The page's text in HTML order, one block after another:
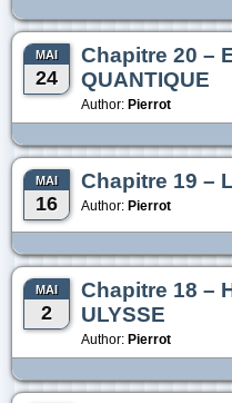
MAI
24
Chapitre 20 –
QUANTIQUE
Author: Pierrot
MAI
16
Chapitre 19 –
Author: Pierrot
MAI
2
Chapitre 18 –
ULYSSE
Author: Pierrot